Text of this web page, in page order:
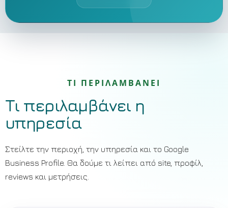
ΤΙ ΠΕΡΙΛΑΜΒΑΝΕΙ
Τι περιλαμβάνει η
υπηρεσία
Στείλτε την περιοχή, την υπηρεσία και το Google
Business Profile. Θα δούμε τι λείπει από site, προφίλ,
reviews και μετρήσεις.